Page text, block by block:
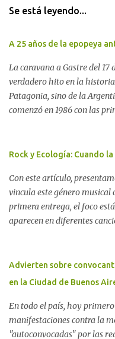
Se está leyendo...
A 25 años de la epopeya
La caravana a Gastre del 17
verdadero hito en la
Patagonia, sino de la
comenzó en 1986 con las
proyecto legislativo nacional
Movimiento Antinuclear de
Rodríguez Pardo, como
territorial frente a las
globalizada. Dossier N° 3
Dukal.
Rock y Ecología: Cuando
Con este artículo,
vincula este género musical
primera entrega, el foco
aparecen en diferentes
Carolina Aponte La Madre
Rock Nacional.
Advierten sobre
en la Ciudad de Buenos
En todo el país, hoy
manifestaciones contra la
"autoconvocadas" por las